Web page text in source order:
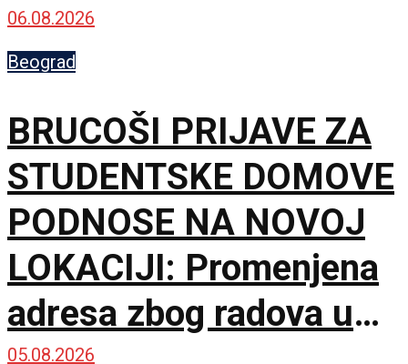
17 zemalja
06.08.2026
Beograd
BRUCOŠI PRIJAVE ZA
STUDENTSKE DOMOVE
PODNOSE NA NOVOJ
LOKACIJI: Promenjena
adresa zbog radova u
05.08.2026